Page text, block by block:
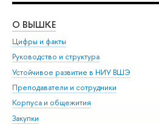
О ВЫШКЕ
Цифры и факты
Руководство и структура
Устойчивое развитие в НИУ ВШЭ
Преподаватели и сотрудники
Корпуса и общежития
Закупки